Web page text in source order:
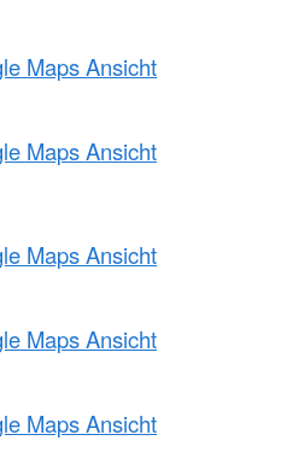
Maps Ansicht
Maps Ansicht
Maps Ansicht
Maps Ansicht
Maps Ansicht